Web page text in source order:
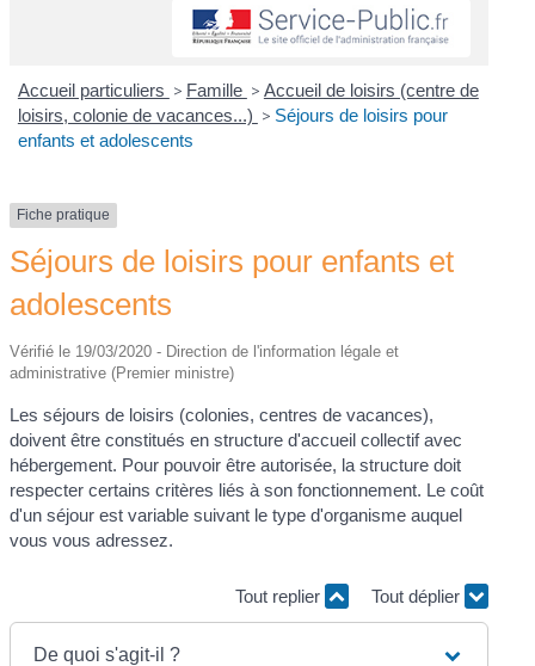
Accueil particuliers > Famille > Accueil de loisirs (centre de
loisirs, colonie de vacances...) > Séjours de loisirs pour
enfants et adolescents
Fiche pratique
Séjours de loisirs pour enfants et
adolescents
Vérifié le 19/03/2020 - Direction de l'information légale et
administrative (Premier ministre)
Les séjours de loisirs (colonies, centres de vacances),
doivent être constitués en structure d'accueil collectif avec
hébergement. Pour pouvoir être autorisée, la structure doit
respecter certains critères liés à son fonctionnement. Le coût
d'un séjour est variable suivant le type d'organisme auquel
vous vous adressez.
Tout replier Tout déplier
De quoi s'agit-il ?